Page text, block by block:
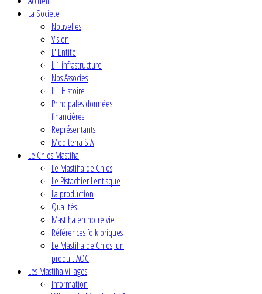
La Societe
Nouvelles
Vision
L' Entite
L` infrastructure
Nos Associes
L` Histoire
Principales données
financières
Représentants
Mediterra S.A
Le Chios Mastiha
Le Mastiha de Chios
Le Pistachier Lentisque
La production
Qualités
Mastiha en notre vie
Références folkloriques
Le Mastiha de Chios, un
produit AOC
Les Mastiha Villages
Information